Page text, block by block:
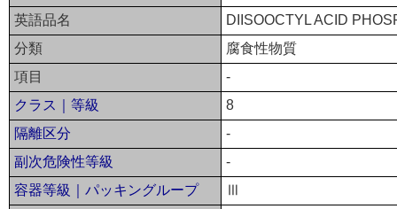
英語品名
DIISOOCTYL ACID
分類
腐食性物質
項目
-
クラス｜等級
8
隔離区分
-
副次危険性等級
-
容器等級｜パッキングループ
Ⅲ